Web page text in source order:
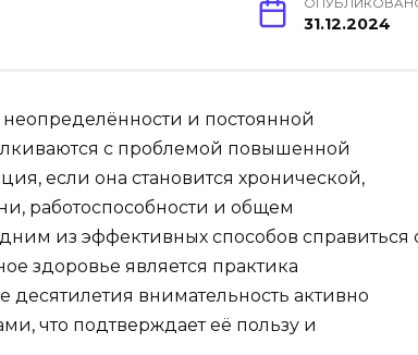
31.12.2024
и постоянной
с проблемой повышенной
если она становится хронической,
работоспособности и общем
из эффективных способов справиться
здоровье является практика
внимательность активно
что подтверждает её пользу и